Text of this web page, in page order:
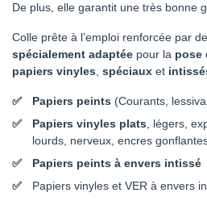
De plus, elle garantit une très bonne
Colle prête à l’emploi renforcée par
spécialement adaptée pour la pose
papiers vinyles, spéciaux et
Papiers peints (Courants,
Papiers vinyles plats, légers,
lourds, nerveux, encres
Papiers peints à envers intissé
Papiers vinyles et VER à envers